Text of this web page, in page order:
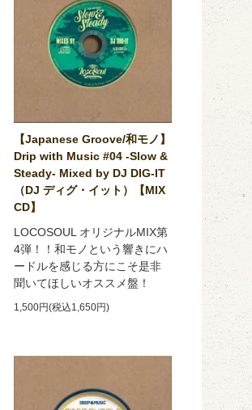
【Japanese Groove/和モノ】
Drip with Music #04 -Slow &
Steady- Mixed by DJ DIG-IT
（DJ ディグ・イット）【MIX
CD】
LOCOSOUL オリジナルMIX第
4弾！！和モノという響きにハ
ードルを感じる方にこそ是非
聞いてほしいオススメ盤！
1,500円(税込1,650円)